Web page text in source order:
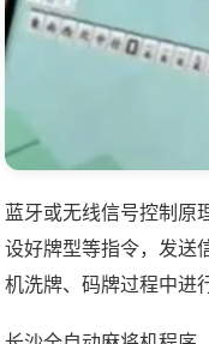
蓝牙或无线信号控制原
设好牌型等指令，发送
机洗牌、码牌过程中进